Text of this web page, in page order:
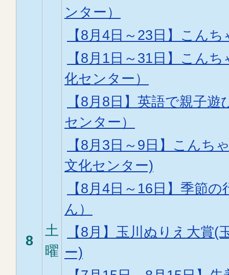
8
土
曜
ンター）
【8月4日～23日】こんち
【8月1日～31日】こん
化センター）
【8月8日】英語で親子
センター）
【8月3日～9日】こんち
文化センター)
【8月4日～16日】季節
ん）
【8月】玉川ぬりえ大賞
ー)